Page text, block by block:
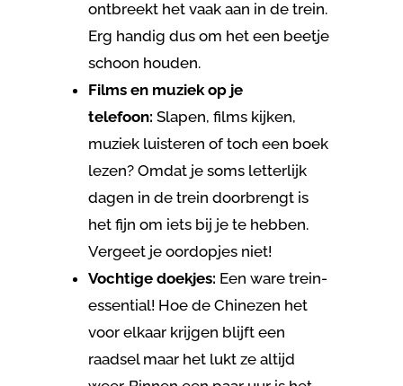
ontbreekt het vaak aan in de trein.
Erg handig dus om het een beetje
schoon houden.
Films en muziek op je
telefoon: Slapen, films kijken,
muziek luisteren of toch een boek
lezen? Omdat je soms letterlijk
dagen in de trein doorbrengt is
het fijn om iets bij je te hebben.
Vergeet je oordopjes niet!
Vochtige doekjes: Een ware trein-
essential! Hoe de Chinezen het
voor elkaar krijgen blijft een
raadsel maar het lukt ze altijd